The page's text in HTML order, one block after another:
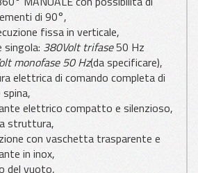
di 90°,
fissa in verticale,
singola: 380Volt trifase50 Hz
monofase 50 Hz(da specificare),
elettrica di comando completa di
elettrico compatto e silenzioso,
struttura,
con vaschetta trasparente e
in inox,
del vuoto,